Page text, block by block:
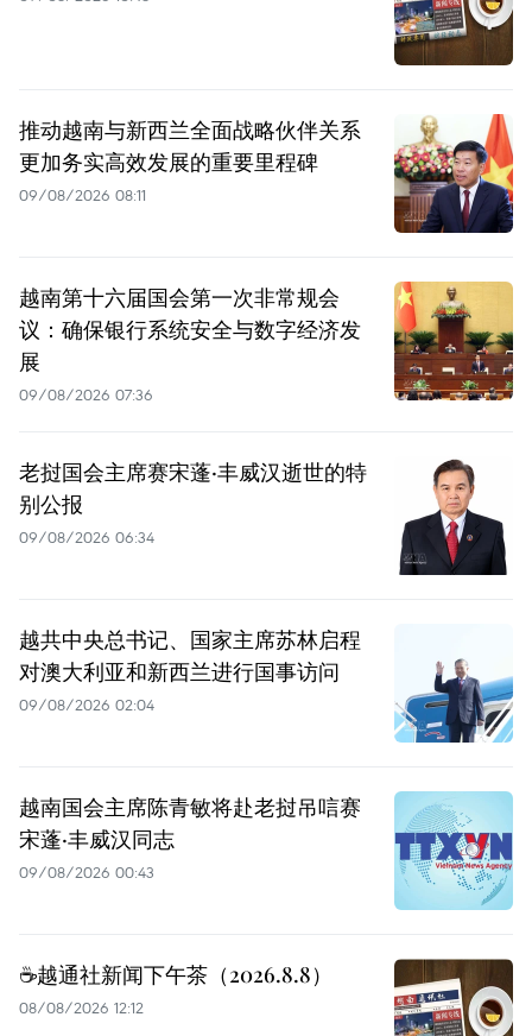
推动越南与新西兰全面战略伙伴关系
更加务实高效发展的重要里程碑
09/08/2026 08:11
越南第十六届国会第一次非常规会
议：确保银行系统安全与数字经济发
展
09/08/2026 07:36
老挝国会主席赛宋蓬·丰威汉逝世的特
别公报
09/08/2026 06:34
越共中央总书记、国家主席苏林启程
对澳大利亚和新西兰进行国事访问
09/08/2026 02:04
越南国会主席陈青敏将赴老挝吊唁赛
宋蓬·丰威汉同志
09/08/2026 00:43
☕️越通社新闻下午茶（2026.8.8）
08/08/2026 12:12